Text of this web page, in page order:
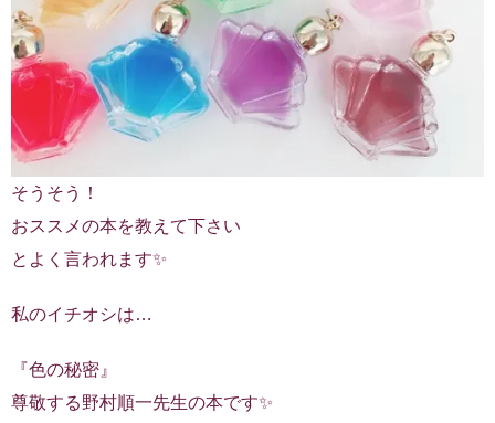
そうそう！
おススメの本を教えて下さい
とよく言われます✨
私のイチオシは…
『色の秘密』
尊敬する野村順一先生の本です✨